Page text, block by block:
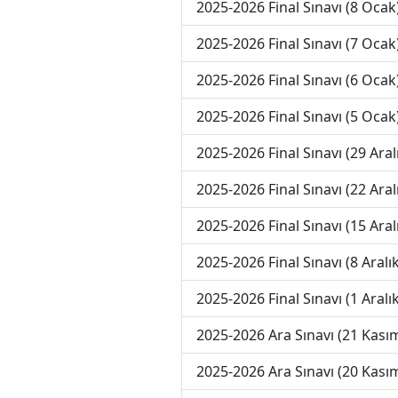
2025-2026 Final Sınavı (8
2025-2026 Final Sınavı (7
2025-2026 Final Sınavı (6
2025-2026 Final Sınavı (5
2025-2026 Final Sınavı (29
2025-2026 Final Sınavı (22
2025-2026 Final Sınavı (15
2025-2026 Final Sınavı (8
2025-2026 Final Sınavı (1
2025-2026 Ara Sınavı (21
2025-2026 Ara Sınavı (20